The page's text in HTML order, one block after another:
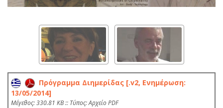
Πρόγραμμα Διημερίδας [.v2, Ενημέρωση:
13/05/2014]
Mέγεθος: 330.81 KB :: Τύπος: Αρχείο PDF